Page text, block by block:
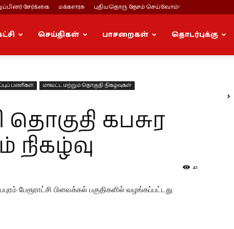
சேர்க்கை மக்களரசு புதியதொரு தேசம் செய்வோம்!
செய்திகள் பாசறைகள் தொடர்புக்கு
பணிகள்
மாவட்ட மற்றும் தொகுதி நிகழ்வுகள்
கபசுர
நிகழ்வு
41
பேரூராட்சி பிளவக்கல் பகுதிகளில் வழங்கப்பட்டது